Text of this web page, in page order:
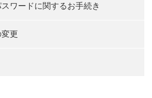
ワードに関するお手続き
更